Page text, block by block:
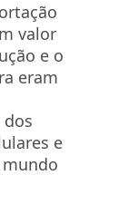
valor
e o
eram
e
mundo